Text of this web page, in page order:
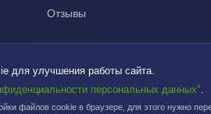
Отзывы
для улучшения работы сайта.
персональных данных".
файлов cookie в браузере, для этого нужно